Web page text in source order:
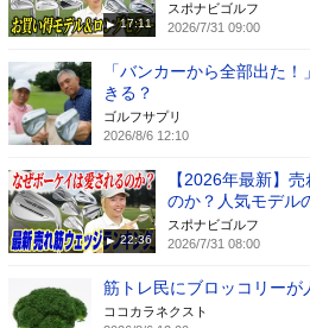
17:11
スポナビゴルフ
2026/7/31 09:00
「バンカーから全部出た
きる？
ゴルフサプリ
2026/8/6 12:10
22:36
【2026年最新】
のか？人気モデル
スポナビゴルフ
2026/7/31 08:00
筋トレ民にブロッコリーが
ココカラネクスト